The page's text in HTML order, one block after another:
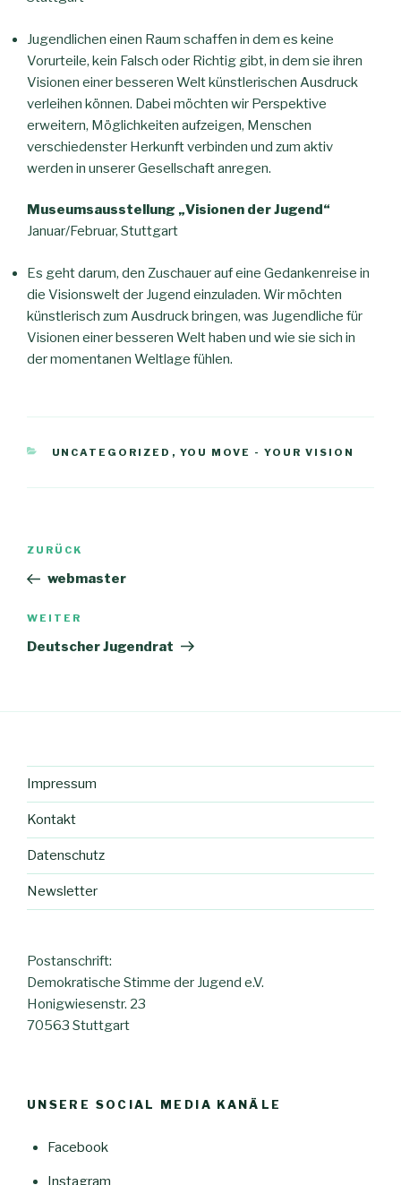
Jugendlichen einen Raum schaffen in dem es keine
Vorurteile, kein Falsch oder Richtig gibt, in dem sie ihren
Visionen einer besseren Welt künstlerischen Ausdruck
verleihen können. Dabei möchten wir Perspektive
erweitern, Möglichkeiten aufzeigen, Menschen
verschiedenster Herkunft verbinden und zum aktiv
werden in unserer Gesellschaft anregen.
Museumsausstellung „Visionen der Jugend“
Januar/Februar, Stuttgart
Es geht darum, den Zuschauer auf eine Gedankenreise in
die Visionswelt der Jugend einzuladen. Wir möchten
künstlerisch zum Ausdruck bringen, was Jugendliche für
Visionen einer besseren Welt haben und wie sie sich in
der momentanen Weltlage fühlen.
KATEGORIEN
UNCATEGORIZED , YOU MOVE - YOUR VISION
Beitragsnavigation
Vorheriger
Beitrag
ZURÜCK
webmaster
Nächster
Beitrag
WEITER
Deutscher Jugendrat
Impressum
Kontakt
Datenschutz
Newsletter
Postanschrift:
Demokratische Stimme der Jugend e.V.
Honigwiesenstr. 23
70563 Stuttgart
UNSERE SOCIAL MEDIA KANÄLE
Facebook
Instagram